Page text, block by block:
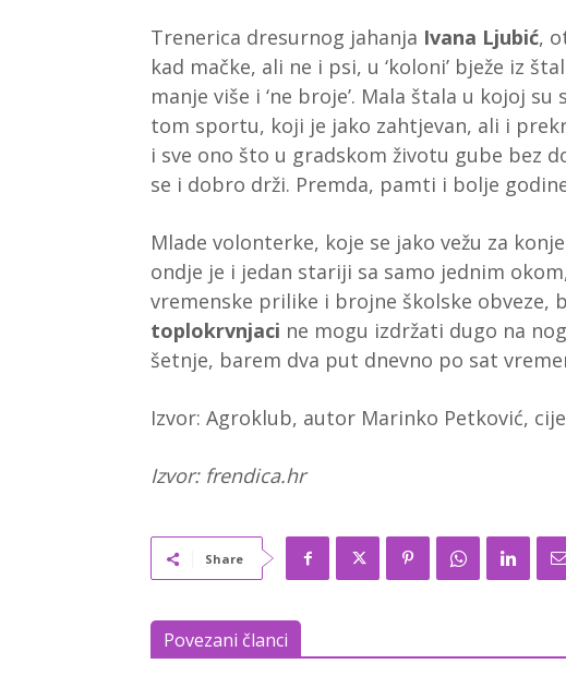
Trenerica dresurnog jahanja Ivana Ljubić,
kad mačke, ali ne i psi, u ‘koloni’ bježe iz
manje više i ‘ne broje’. Mala štala u kojoj
tom sportu, koji je jako zahtjevan, ali i
i sve ono što u gradskom životu gube bez
se i dobro drži. Premda, pamti i bolje
Mlade volonterke, koje se jako vežu za
ondje je i jedan stariji sa samo jednim
vremenske prilike i brojne školske obveze,
toplokrvnjaci ne mogu izdržati dugo na
šetnje, barem dva put dnevno po sat
Izvor: Agroklub, autor Marinko Petković,
Izvor: frendica.hr
Share
Povezani članci